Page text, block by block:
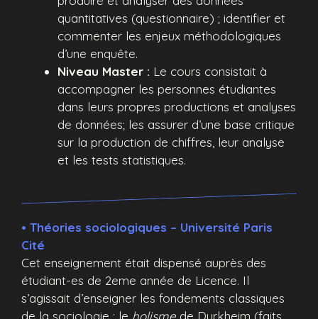
quantitatives (questionnaire) ; identifier et
commenter les enjeux méthodologiques
d’une enquête.
Niveau Master : Le cours consistait à
accompagner les personnes étudiantes
dans leurs propres productions et analyses
de données; les assurer d’une base critique
sur la production de chiffres, leur analyse
et les tests statistiques.
• Théories sociologiques – Université Paris
Cité
Cet enseignement était dispensé auprès des
étudiant-es de 2eme année de Licence. Il
s’agissait d’enseigner les fondements classiques
de la sociologie : le holisme de Durkheim (faits